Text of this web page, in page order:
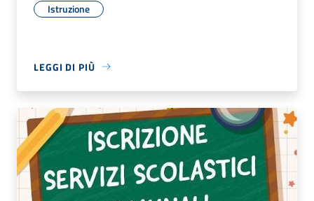
Istruzione
LEGGI DI PIÙ